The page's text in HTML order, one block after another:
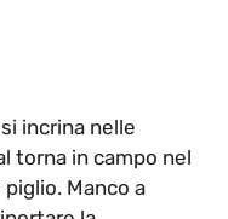
incrina nelle
torna in campo nel
Manco a